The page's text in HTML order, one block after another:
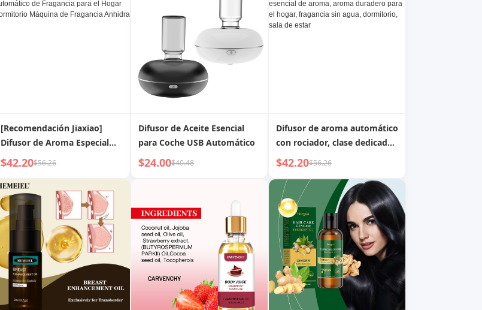
[Recomendación Jiaxiao]
Difusor de Aroma Especial
Aceite Esencial Spray
para el Hogar Dormitorio
Máquina de Fragancia
Anhidra
$42.20$56.26
Difusor de Aceite Esencial
para Coche USB Automático
$24.00$40.48
Difusor de aroma automático
con rociador, clase dedicada
de aceite esencial de aroma,
hogar, fragancia sin agua,
dormitorio, sala de estar
$42.20$56.26